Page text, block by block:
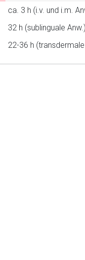
ca. 3 h (i.v. und i.m.
32 h (sublinguale Anw.)
22-36 h
Aufruf
Der von
Betreiber